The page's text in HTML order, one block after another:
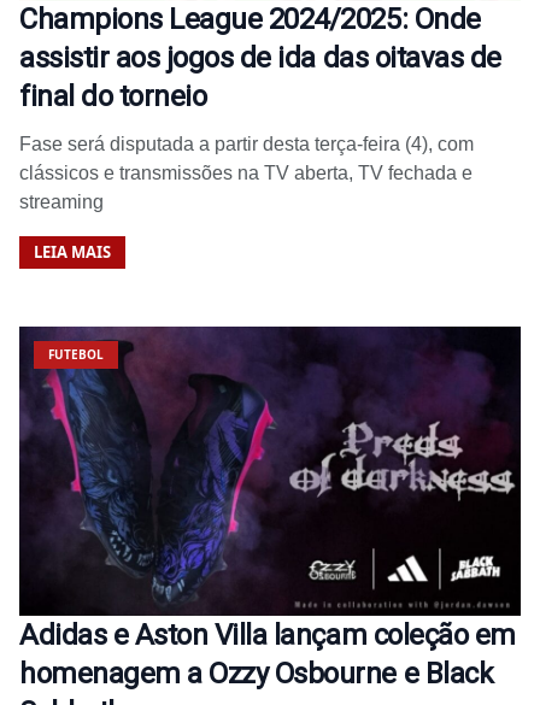
Champions League 2024/2025: Onde
assistir aos jogos de ida das oitavas de
final do torneio
Fase será disputada a partir desta terça-feira (4), com
clássicos e transmissões na TV aberta, TV fechada e
streaming
LEIA MAIS
FUTEBOL
Adidas e Aston Villa lançam coleção em
homenagem a Ozzy Osbourne e Black